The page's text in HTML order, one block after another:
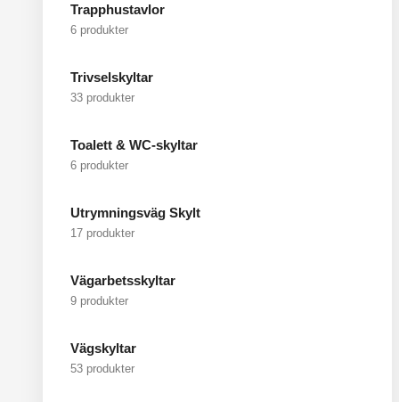
Trapphustavlor
6 produkter
Trivselskyltar
33 produkter
Toalett & WC-skyltar
6 produkter
Utrymningsväg Skylt
17 produkter
Vägarbetsskyltar
9 produkter
Vägskyltar
53 produkter